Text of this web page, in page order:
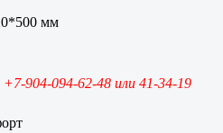
мм
904-094-62-48 или 41-34-19